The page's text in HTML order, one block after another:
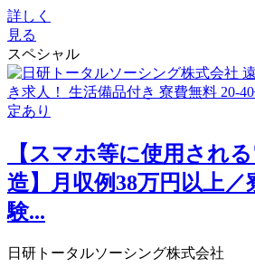
詳しく
見る
スペシャル
【スマホ等に使用され
造】月収例38万円以上／
験...
日研トータルソーシング株式会社